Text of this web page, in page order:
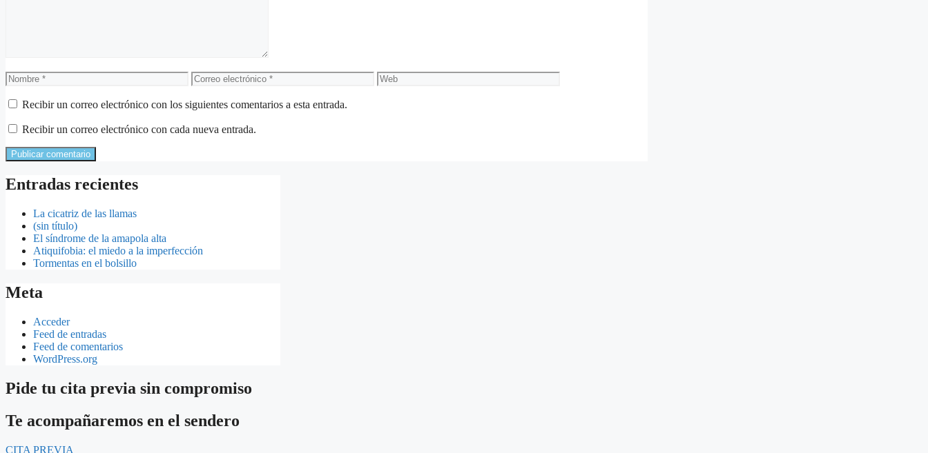
Nombre
Correo
electrónico
Web
Recibir un correo electrónico con los siguientes comentarios a esta entrada.
Recibir un correo electrónico con cada nueva entrada.
Entradas recientes
La cicatriz de las llamas
(sin título)
El síndrome de la amapola alta
Atiquifobia: el miedo a la imperfección
Tormentas en el bolsillo
Meta
Acceder
Feed de entradas
Feed de comentarios
WordPress.org
Pide tu cita previa sin compromiso
Te acompañaremos en el sendero
CITA PREVIA